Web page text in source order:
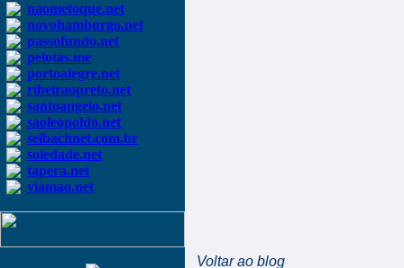
naometoque.net
novohamburgo.net
passofundo.net
pelotas.me
portoalegre.net
ribeiraopreto.net
santoangelo.net
saoleopoldo.net
selbachnet.com.br
soledade.net
tapera.net
viamao.net
Voltar ao blog